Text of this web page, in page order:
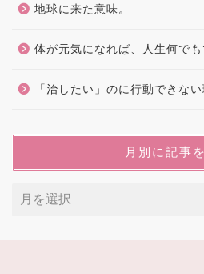
地球に来た意味。
体が元気になれば、人生何でも
「治したい」のに行動できない
月別に記事